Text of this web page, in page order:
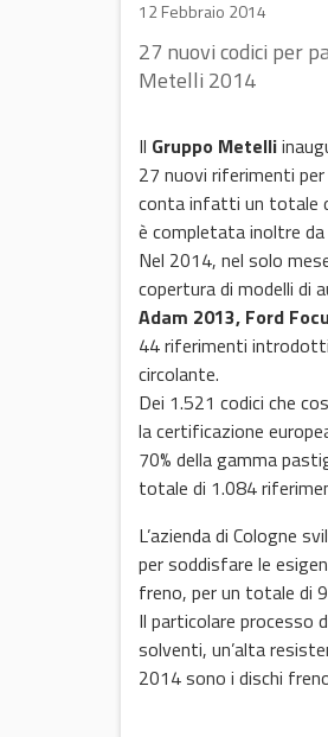
12 Febbraio 2014
27 nuovi codici per
Metelli 2014
Il Gruppo Metelli
27 nuovi riferimenti per
conta infatti un totale
è completata inoltre
Nel 2014, nel solo
copertura di modelli di
Adam 2013, Ford
44 riferimenti introdotti
circolante.
Dei 1.521 codici che
la certificazione
70% della gamma
totale di 1.084
L’azienda di Cologne
per soddisfare le
freno, per un totale di
Il particolare processo
solventi, un’alta
2014 sono i dischi